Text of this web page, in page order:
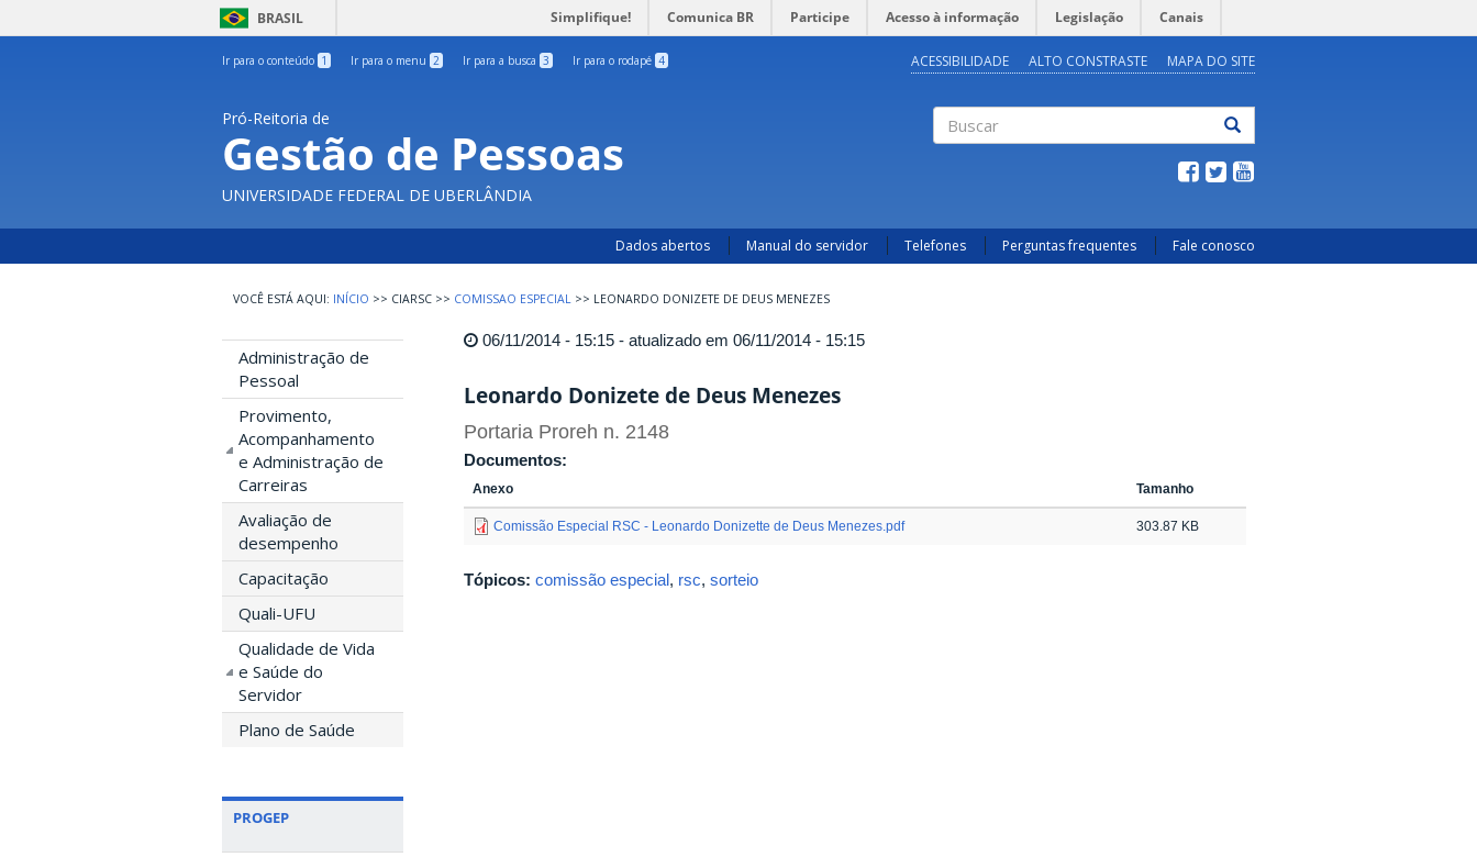
BRASIL Simplifique! Comunica BR Participe Acesso à informação Legislação Canais
Ir para o conteúdo 1 Ir para o menu 2 Ir para a busca 3 Ir para o rodapé 4 ACESSIBILIDADE ALTO CONSTRASTE MAPA DO SITE
Pró-Reitoria de
Gestão de Pessoas
UNIVERSIDADE FEDERAL DE UBERLÂNDIA
Dados abertos Manual do servidor Telefones Perguntas frequentes Fale conosco
INÍCIO >> CIARSC >> COMISSAO ESPECIAL >> LEONARDO DONIZETE DE DEUS MENEZES
Administração de
Pessoal
Provimento,
Acompanhamento
e Administração de
Carreiras
Avaliação de
desempenho
Capacitação
Quali-UFU
Qualidade de Vida
e Saúde do
Servidor
Plano de Saúde
PROGEP
06/11/2014 - 15:15 - atualizado em 06/11/2014 - 15:15
Leonardo Donizete de Deus Menezes
Portaria Proreh n. 2148
Documentos:
Anexo Tamanho
Comissão Especial RSC - Leonardo Donizette de Deus Menezes.pdf 303.87 KB
Tópicos: comissão especial, rsc, sorteio